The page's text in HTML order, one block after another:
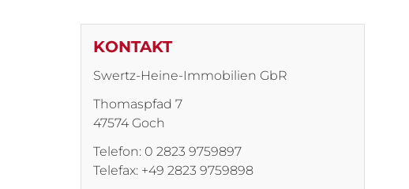
KONTAKT
Swertz-Heine-Immobilien GbR
Thomaspfad 7
47574 Goch
Telefon: 0 2823 9759897
Telefax: +49 2823 9759898